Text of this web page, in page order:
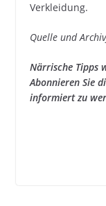
Verkleidung.
Quelle und
Närrische Tipps
Abonnieren Sie
informiert zu